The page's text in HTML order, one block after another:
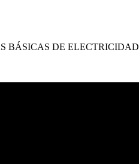
BÁSICAS DE ELECTRICIDAD